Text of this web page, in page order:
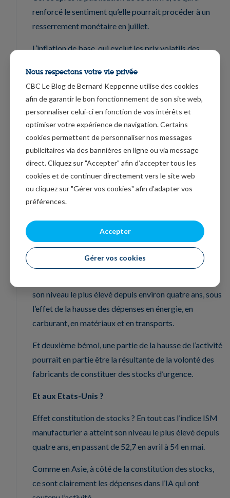
renforcé le sentiment qu’elle pourrait procéder à un
resserrement monétaire en juillet.
L’inflation de base, qui exclut les prix volatils des
contre 2,2 % en avril.
L’Inde en retard
Même si l’indice PMI manufacturier en Inde a
également progressé, son économie ne bénéficie pas
des investissements dans l’IA, et le pays a connu,
depuis le début de l’année, des sorties importantes de
capitaux de la part d’investisseurs qui ont délaissé la
bourse indienne.
en avril à 55 en mai, grâce essentiellement à la
demande intérieure qui a été le principal moteur de la
son niveau le plus élevé depuis environ quatre ans, sous
l’effet de la hausse des dépenses en énergie, en
carburant, en matériaux et en transports.
Et deuxième bémol, une partie de la hausse de l’activité
pourrait en partie être la résultante de la volonté des
fabricants de constituer des stocks d’urgence.
Et aux Etats-Unis ?
Effet constitution de stocks ? En tout cas l’indice ISM
manufacturier a atteint son niveau le plus élevé depuis
quatre ans, en passant de 52,7 en avril à 54 en mai.
Comme en Asie, à côté de la constitution des stocks,
ce sont clairement les dépenses dans l’IA qui ont
Nous respectons votre vie privée
CBC Le Blog de Bernard Keppenne utilise des cookies
afin de garantir le bon fonctionnement de son site web,
personnaliser celui-ci en fonction de vos intérêts et
optimiser votre expérience de navigation. Certains
cookies permettent de personnaliser nos messages
publicitaires via des bannières en ligne ou via message
direct. Cliquez sur "Accepter" afin d’accepter tous les
cookies et de continuer directement vers le site web
ou cliquez sur "Gérer vos cookies" afin d’adapter vos
préférences.
Accepter
Gérer vos cookies